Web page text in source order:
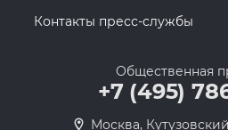
Контакты пресс-службы
Общественная
+7 (495)
Москва,